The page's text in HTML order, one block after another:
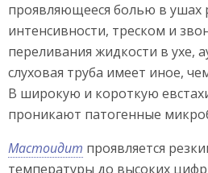
проявляющееся болью в ушах
интенсивности, треском и
переливания жидкости в ухе,
слуховая труба имеет иное,
В широкую и короткую
проникают патогенные
Мастоидит проявляется
температуры до высоких